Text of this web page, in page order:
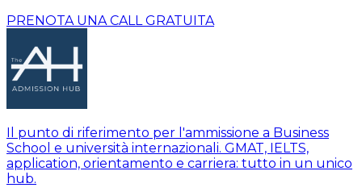
PRENOTA UNA CALL GRATUITA
Il punto di riferimento per l'ammissione a Business
School e università internazionali. GMAT, IELTS,
application, orientamento e carriera: tutto in un unico
hub.